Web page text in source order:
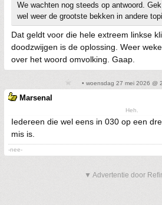
We wachten nog steeds op antwoord.
wel weer de grootste bekken in andere
Dat geldt voor die hele extreem linkse
doodzwijgen is de oplossing. Weer
over het woord omvolking. Gaap.
• woensdag 27 mei 2026 @
Marsenal
Heh.
Iedereen die wel eens in 030 op een
mis is.
-nee-
▼ Advertentie door